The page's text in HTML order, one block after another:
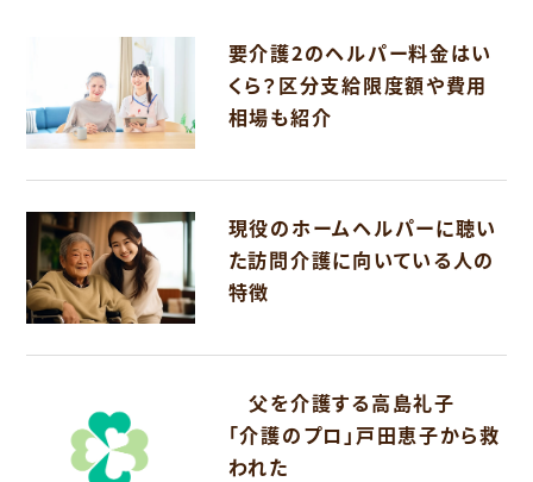
要介護2のヘルパー料金はい
くら？区分支給限度額や費用
相場も紹介
現役のホームヘルパーに聴い
た訪問介護に向いている人の
特徴
父を介護する高島礼子
「介護のプロ」戸田恵子から救
われた